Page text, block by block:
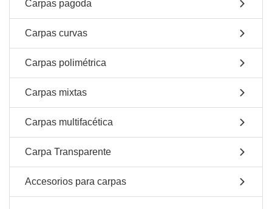
Carpas pagoda
Carpas curvas
Carpas polimétrica
Carpas mixtas
Carpas multifacética
Carpa Transparente
Accesorios para carpas